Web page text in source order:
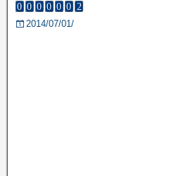
2014/07/01/